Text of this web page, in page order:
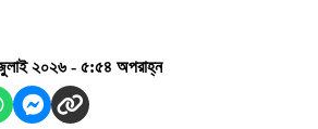
২০২৬ - ৫:৫৪ অপরাহ্ন